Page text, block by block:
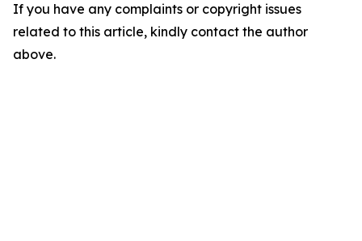
If you have any complaints or copyright issues
related to this article, kindly contact the author
above.